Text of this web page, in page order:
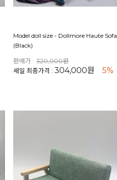
Model doll size - Dollmore Haute Sofa
(Black)
판매가 : 320,000원
세일 최종가격 :304,000원 5%